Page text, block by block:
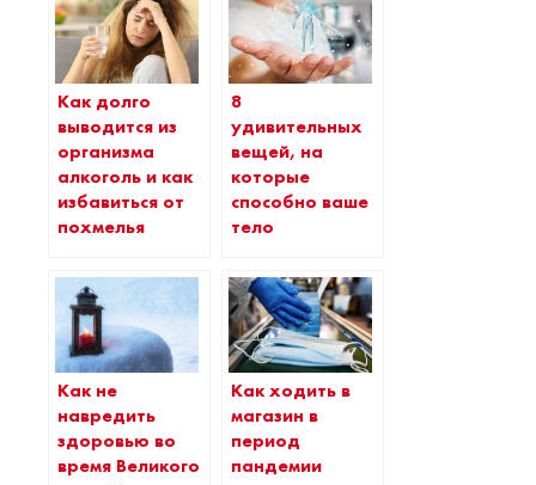
Как долго
выводится из
организма
алкоголь и как
избавиться от
похмелья
8
удивительных
вещей, на
которые
способно ваше
тело
Как не
навредить
здоровью во
время Великого
Как ходить в
магазин в
период
пандемии